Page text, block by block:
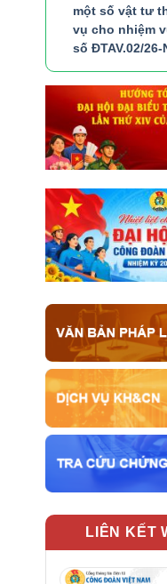
một số vật tư
vụ cho nhiệm
số ĐTAV.02/26-
LIÊN KẾT